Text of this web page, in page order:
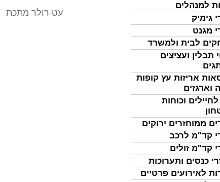
למנהלים
גימיק
מגנט
לבית ולמשרד
תבלין ועציצים
אריזות עץ קופות
וארגזים
לחיילים וכוחות
ממוחזרים ירוקים
קד"מ לרכב
קד"מ זולים
כנסים ותערוכות
לאירועים פרטיים
עט רולר מתכת